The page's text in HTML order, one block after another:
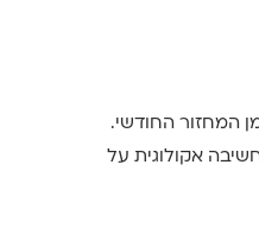
המחזור החודשי.
אקולוגית על